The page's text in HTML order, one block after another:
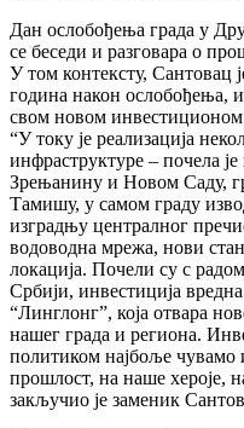
Дан ослобођења града у
се беседи и разговара о
У том контексту, Сантовац
година након ослобођења,
свом новом инвестиционом
“У току је реализација
инфраструктуре – почела
Зрењанину и Новом Саду,
Тамишу, у самом граду
изградњу централног
водоводна мрежа, нови
локација. Почели су с
Србији, инвестиција
“Линглонг”, која отвара
нашег града и региона.
политиком најбоље чувамо
прошлост, на наше хероје,
закључио је заменик